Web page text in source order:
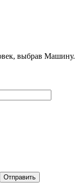
выбрав Машину.